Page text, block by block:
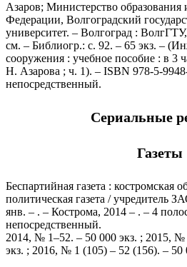
Азаров; Министерство образования
Федерации, Волгоградский
университет. – Волгоград :
см. – Библиогр.: с. 92. – 65 экз. –
сооружения : учебное пособие : в 3
Н. Азарова ; ч. 1). – ISBN 978-5-
непосредственный.
Сериальные
Газеты
Беспартийная газета : костромская
политическая газета / учредитель
янв. – . – Кострома, 2014 – . – 4
непосредственный.
2014, № 1–52. – 50 000 экз. ; 2015, №
экз. ; 2016, № 1 (105) – 52 (156). – 50